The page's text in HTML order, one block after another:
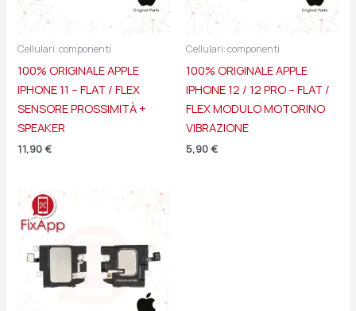
Cellulari: componenti
100% ORIGINALE APPLE
IPHONE 11 – FLAT / FLEX
SENSORE PROSSIMITÀ +
SPEAKER
11,90 €
Cellulari: componenti
100% ORIGINALE APPLE
IPHONE 12 / 12 PRO – FLAT /
FLEX MODULO MOTORINO
VIBRAZIONE
5,90 €